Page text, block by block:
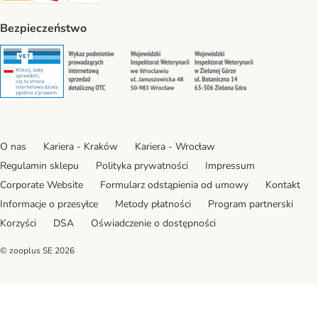
Bezpieczeństwo
Security Security Security
O nas Kariera - Kraków
Kariera - Wrocław
Regulamin sklepu
Polityka prywatności
Impressum
Corporate Website
Formularz odstąpienia od umowy
Kontakt
Informacje o przesyłce
Metody płatności
Program partnerski
Korzyści
DSA Oświadczenie o dostępności
© zooplus SE 2026